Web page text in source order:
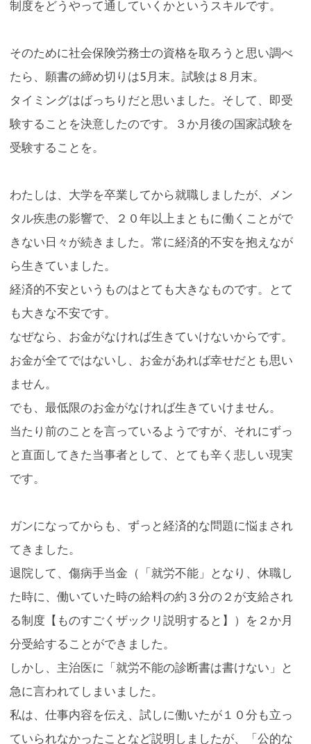
制度をどうやって通していくかというスキルです。
そのために社会保険労務士の資格を取ろうと思い調べ
たら、願書の締め切りは5月末。試験は８月末。
タイミングはばっちりだと思いました。そして、即受
験することを決意したのです。３か月後の国家試験を
受験することを。
わたしは、大学を卒業してから就職しましたが、メン
タル疾患の影響で、２０年以上まともに働くことがで
きない日々が続きました。常に経済的不安を抱えなが
ら生きていました。
経済的不安というものはとても大きなものです。とて
も大きな不安です。
なぜなら、お金がなければ生きていけないからです。
お金が全てではないし、お金があれば幸せだとも思い
ません。
でも、最低限のお金がなければ生きていけません。
当たり前のことを言っているようですが、それにずっ
と直面してきた当事者として、とても辛く悲しい現実
です。
ガンになってからも、ずっと経済的な問題に悩まされ
てきました。
退院して、傷病手当金（「就労不能」となり、休職し
た時に、働いていた時の給料の約３分の２が支給され
る制度【ものすごくザックリ説明すると】）を２か月
分受給することができました。
しかし、主治医に「就労不能の診断書は書けない」と
急に言われてしまいました。
私は、仕事内容を伝え、試しに働いたが１０分も立っ
ていられなかったことなど説明しましたが、「公的な